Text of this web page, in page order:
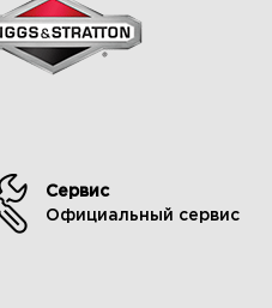
Сервис
Официальный сервис